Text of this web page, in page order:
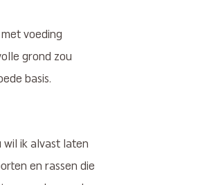
voeding
grond zou
basis.
wil ik alvast laten
en rassen die